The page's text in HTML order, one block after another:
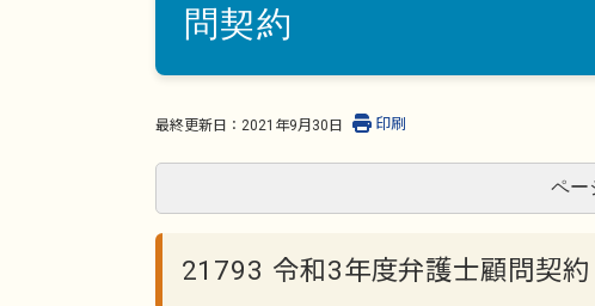
問契約
最終更新日： 2021年9月30日 印刷
ペー
21793 令和3年度弁護士顧問契約